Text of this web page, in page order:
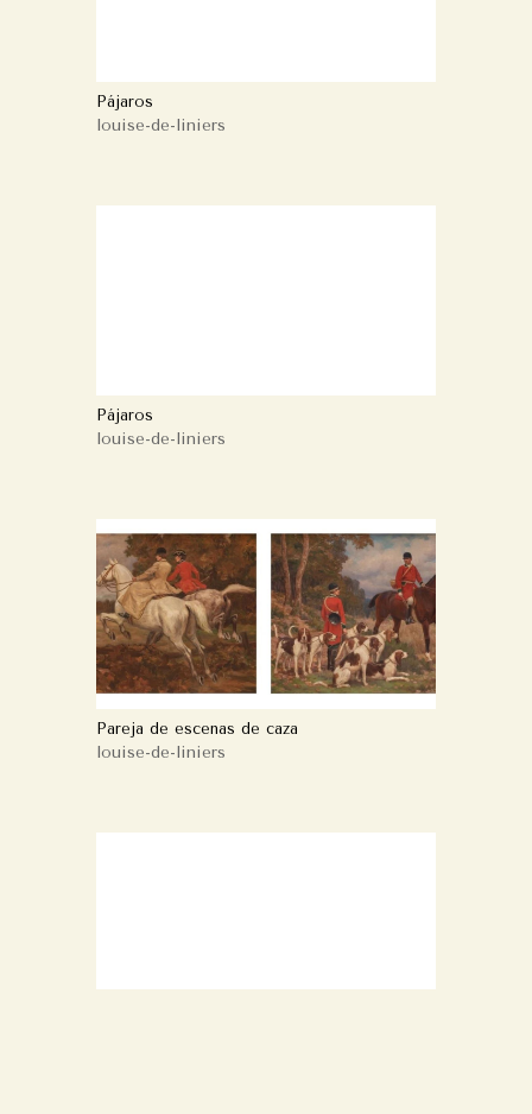
Pájaros
louise-de-liniers
Pájaros
louise-de-liniers
Pareja de escenas de caza
louise-de-liniers